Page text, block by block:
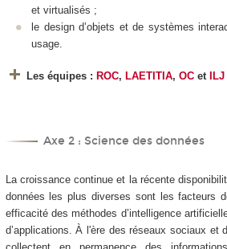
et virtualisés ;
le design d’objets et de systèmes
usage.
Les équipes : ROC, LAETITIA, OCet ILJ
Axe 2 : Science des données
La croissance continue et la récente
données les plus diverses sont les facteurs
efficacité des méthodes d’intelligence
d’applications. À l'ère des réseaux sociaux et